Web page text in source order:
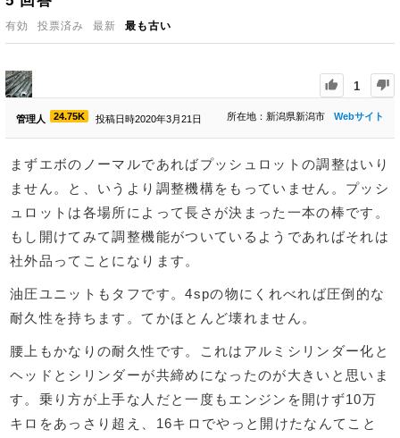
有効 投票済み 最新 最も古い
1
管理人 24.75K 投稿日時2020年3月21日 Webサイト
所在地：新潟県新潟市
まずエボのノーマルであればプッシュロットの調整はいり
ません。と、いうより調整機構をもっていません。プッシ
ュロットは各場所によって長さが決まった一本の棒です。
もし開けてみて調整機能がついているようであればそれは
社外品ってことになります。
油圧ユニットもタフです。4spの物にくれべれば圧倒的な
耐久性を持ちます。てかほとんど壊れません。
腰上もかなりの耐久性です。これはアルミシリンダー化と
ヘッドとシリンダーが共締めになったのが大きいと思いま
す。乗り方が上手な人だと一度もエンジンを開けず10万
キロをあっさり超え、16キロでやっと開けたなんてこと